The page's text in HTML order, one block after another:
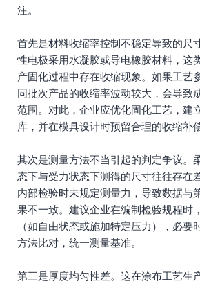
注。
首先是材料收缩率控制不稳定导致的尺
性电极采用水凝胶或导电橡胶材料，这
产固化过程中存在收缩现象。如果工艺
同批次产品的收缩率波动较大，会导致
范围。对此，企业应优化固化工艺，建
库，并在模具设计时预留合理的收缩补
其次是测量方法不当引起的判定争议。
态下与受力状态下测得的尺寸往往存在
内部检验时未规定测量力，导致数据与
果不一致。建议企业在编制检验规程时
（如自由状态或施加特定压力），必要
方法比对，统一测量基准。
第三是厚度均匀性差。这在涂布工艺生